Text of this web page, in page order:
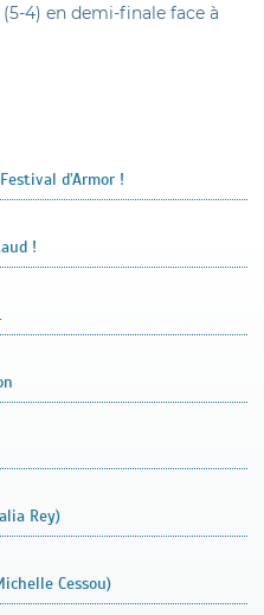
4) en demi-finale face à
d’Armor !
!
Rey)
Cessou)